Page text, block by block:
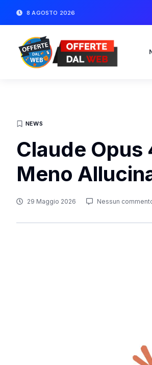
8 AGOSTO 2026
NEWS
Claude
Meno
29 Maggio 2026 Nessun